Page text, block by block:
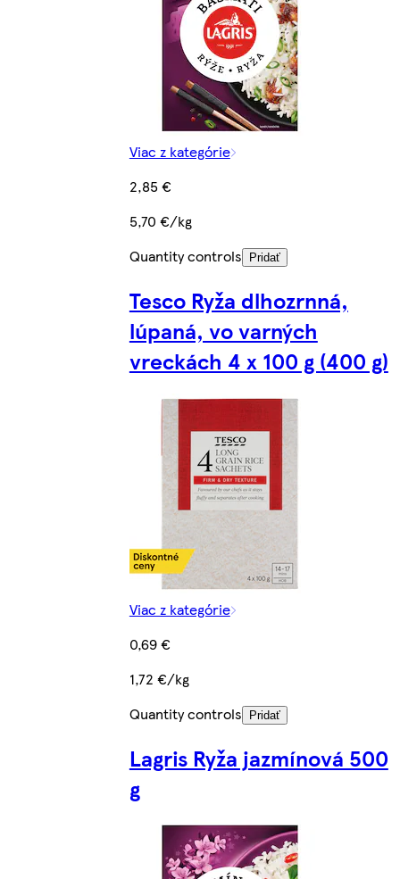
Viac z kategórie
2,85 €
5,70 €/kg
Quantity controls
Pridať
Tesco Ryža dlhozrnná,
lúpaná, vo varných
vreckách 4 x 100 g (400 g)
Viac z kategórie
0,69 €
1,72 €/kg
Quantity controls
Pridať
Lagris Ryža jazmínová 500
g